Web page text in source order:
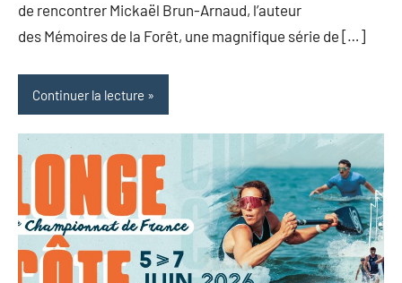
de rencontrer Mickaël Brun-Arnaud, l’auteur
des Mémoires de la Forêt, une magnifique série de […]
Continuer la lecture